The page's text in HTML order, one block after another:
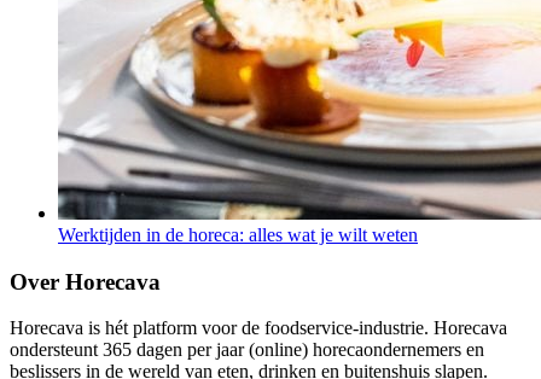
Werktijden in de horeca: alles wat je wilt weten
Over Horecava
Horecava is hét platform voor de foodservice-industrie. Horecava
ondersteunt 365 dagen per jaar (online) horecaondernemers en
beslissers in de wereld van eten, drinken en buitenshuis slapen.